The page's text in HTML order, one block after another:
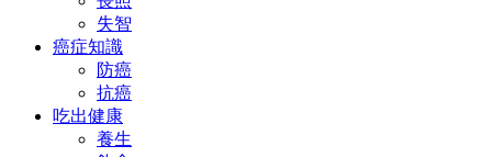
失智
癌症知識
防癌
抗癌
吃出健康
養生